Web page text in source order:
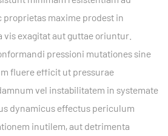
maxime prodest in
vis exagitat aut guttae oriuntur.
pressioni mutationes sine
fluere efficit ut pressurae
vel instabilitatem in systemate
dynamicus effectus periculum
inutilem, aut detrimenta